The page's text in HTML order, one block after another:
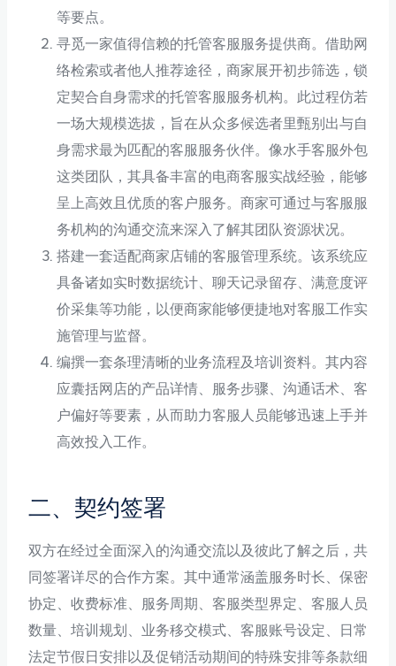
等要点。
寻觅一家值得信赖的托管客服服务提供商。借助网
络检索或者他人推荐途径，商家展开初步筛选，锁
定契合自身需求的托管客服服务机构。此过程仿若
一场大规模选拔，旨在从众多候选者里甄别出与自
身需求最为匹配的客服服务伙伴。像水手客服外包
这类团队，其具备丰富的电商客服实战经验，能够
呈上高效且优质的客户服务。商家可通过与客服服
务机构的沟通交流来深入了解其团队资源状况。
搭建一套适配商家店铺的客服管理系统。该系统应
具备诸如实时数据统计、聊天记录留存、满意度评
价采集等功能，以便商家能够便捷地对客服工作实
施管理与监督。
编撰一套条理清晰的业务流程及培训资料。其内容
应囊括网店的产品详情、服务步骤、沟通话术、客
户偏好等要素，从而助力客服人员能够迅速上手并
高效投入工作。
二、契约签署
双方在经过全面深入的沟通交流以及彼此了解之后，共
同签署详尽的合作方案。其中通常涵盖服务时长、保密
协定、收费标准、服务周期、客服类型界定、客服人员
数量、培训规划、业务移交模式、客服账号设定、日常
法定节假日安排以及促销活动期间的特殊安排等条款细